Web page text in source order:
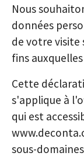
Nous
données
de votre
fins
Cette
s'applique à
qui est
sous-